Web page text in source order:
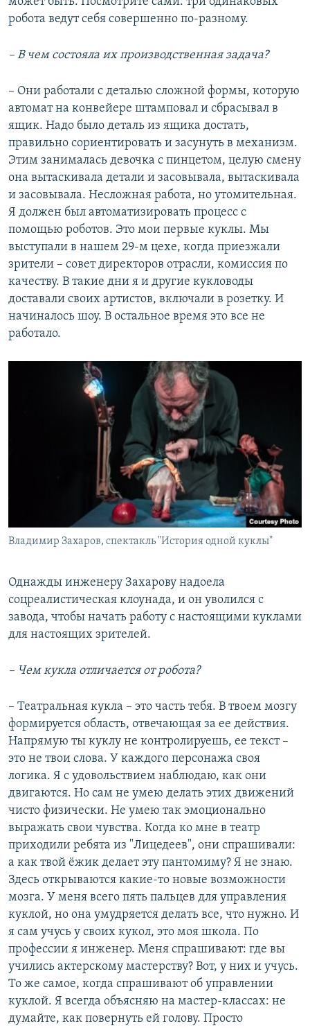
робота ведут себя совершенно по-разному.
– В чем состояла их производственная задача?
– Они работали с деталью сложной формы, которую
автомат на конвейере штамповал и сбрасывал в
ящик. Надо было деталь из ящика достать,
правильно сориентировать и засунуть в механизм.
Этим занималась девочка с пинцетом, целую смену
она вытаскивала детали и засовывала, вытаскивала
и засовывала. Несложная работа, но утомительная.
Я должен был автоматизировать процесс с
помощью роботов. Это мои первые куклы. Мы
выступали в нашем 29-м цехе, когда приезжали
зрители – совет директоров отрасли, комиссия по
качеству. В такие дни я и другие кукловоды
доставали своих артистов, включали в розетку. И
начиналось шоу. В остальное время это все не
работало.
Владимир Захаров, спектакль "История одной куклы"
Однажды инженеру Захарову надоела
соцреалистическая клоунада, и он уволился с
завода, чтобы начать работу с настоящими куклами
для настоящих зрителей.
– Чем кукла отличается от робота?
– Театральная кукла – это часть тебя. В твоем мозгу
формируется область, отвечающая за ее действия.
Напрямую ты куклу не контролируешь, ее текст –
это не твои слова. У каждого персонажа своя
логика. Я с удовольствием наблюдаю, как они
двигаются. Но сам не умею делать этих движений
чисто физически. Не умею так эмоционально
выражать свои чувства. Когда ко мне в театр
приходили ребята из "Лицедеев", они спрашивали:
а как твой ёжик делает эту пантомиму? Я не знаю.
Здесь открываются какие-то новые возможности
мозга. У меня всего пять пальцев для управления
куклой, но она умудряется делать все, что нужно. И
я сам учусь у своих кукол, это моя школа. По
профессии я инженер. Меня спрашивают: где вы
учились актерскому мастерству? Вот, у них и учусь.
То же самое, когда спрашивают об управлении
куклой. Я всегда объясняю на мастер-классах: не
думайте, как повернуть ей голову. Просто